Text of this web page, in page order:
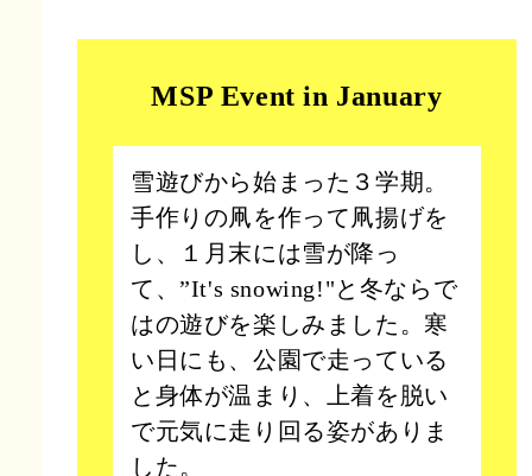
MSP Event in January
雪遊びから始まった３学期。
手作りの凧を作って凧揚げを
し、１月末には雪が降っ
て、”It's snowing!"と冬ならで
はの遊びを楽しみました。寒
い日にも、公園で走っている
と身体が温まり、上着を脱い
で元気に走り回る姿がありま
した。